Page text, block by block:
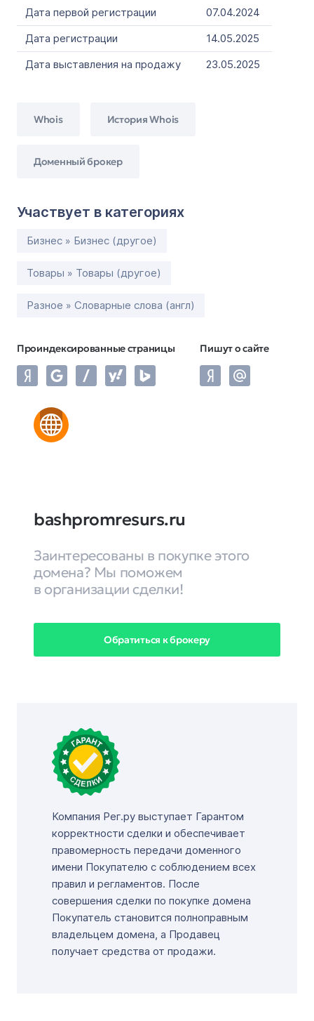
Дата первой регистрации
07.04.2024
Дата регистрации
14.05.2025
Дата выставления на продажу
23.05.2025
Whois История Whois
Доменный брокер
Участвует в категориях
Бизнес » Бизнес (другое)
Товары » Товары (другое)
Разное » Словарные слова (англ)
Проиндексированные страницы Пишут о сайте
bashpromresurs.ru
Заинтересованы в покупке этого
домена? Мы поможем
в организации сделки!
Обратиться к брокеру
Компания Рег.ру выступает Гарантом
корректности сделки и обеспечивает
правомерность передачи доменного
имени Покупателю с соблюдением всех
правил и регламентов. После
совершения сделки по покупке домена
Покупатель становится полноправным
владельцем домена, а Продавец
получает средства от продажи.